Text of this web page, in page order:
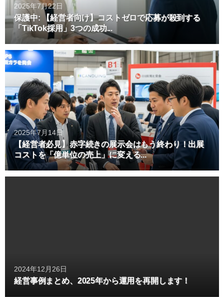
2025年7月22日
保護中: 【経営者向け】コストゼロで応募が殺到する
「TikTok採用」3つの成功...
2025年7月14日
【経営者必見】赤字続きの展示会はもう終わり！出展
コストを「億単位の売上」に変える...
2024年12月26日
経営事例まとめ、2025年から運用を再開します！